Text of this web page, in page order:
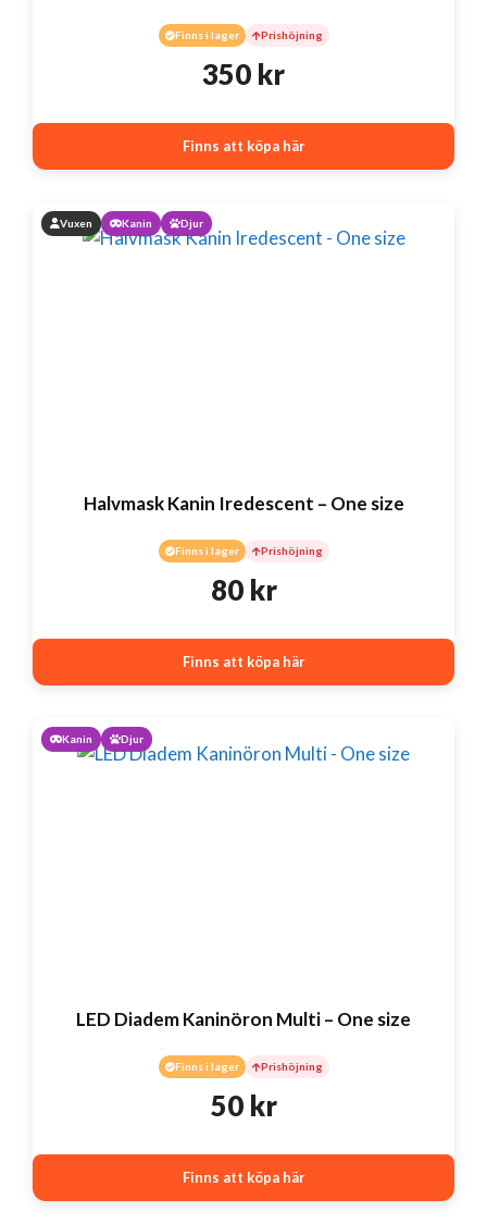
Finns i lager Prishöjning
350 kr
Finns att köpa här
Vuxen Kanin Djur
Halvmask Kanin Iredescent – One size
Finns i lager Prishöjning
80 kr
Finns att köpa här
Kanin Djur
LED Diadem Kaninöron Multi – One size
Finns i lager Prishöjning
50 kr
Finns att köpa här